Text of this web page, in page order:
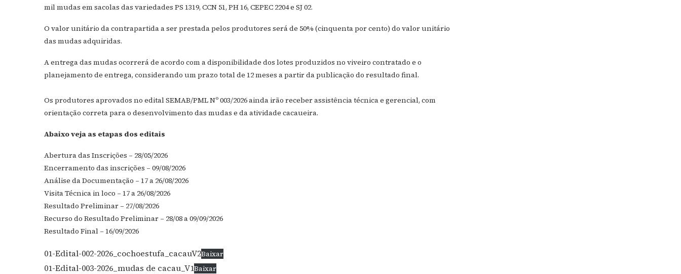
mil mudas em sacolas das variedades PS 1319, CCN 51, PH 16, CEPEC 2204 e SJ 02.
O valor unitário da contrapartida a ser prestada pelos produtores será de 50% (cinquenta por cento) do valor unitário
das mudas adquiridas.
A entrega das mudas ocorrerá de acordo com a disponibilidade dos lotes produzidos no viveiro contratado e o
planejamento de entrega, considerando um prazo total de 12 meses a partir da publicação do resultado final.
Os produtores aprovados no edital SEMAB/PML Nº 003/2026 ainda irão receber assistência técnica e gerencial, com
orientação correta para o desenvolvimento das mudas e da atividade cacaueira.
Abaixo veja as etapas dos editais
Abertura das Inscrições – 28/05/2026
Encerramento das inscrições – 09/08/2026
Análise da Documentação – 17 a 26/08/2026
Visita Técnica in loco – 17 a 26/08/2026
Resultado Preliminar – 27/08/2026
Recurso do Resultado Preliminar – 28/08 a 09/09/2026
Resultado Final – 16/09/2026
01-Edital-002-2026_cochoestufa_cacauV2Baixar
01-Edital-003-2026_mudas de cacau_V1Baixar